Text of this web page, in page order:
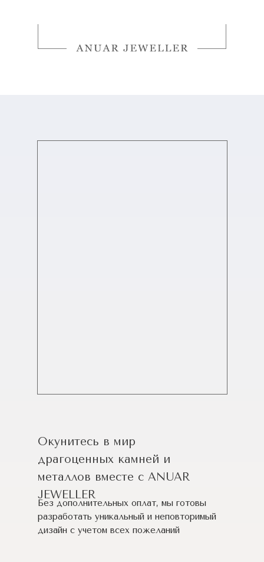
Окунитесь в мир
драгоценных камней и
металлов вместе с ANUAR
JEWELLER
Без дополнительных оплат, мы готовы
разработать уникальный и неповторимый
дизайн c учетом всех пожеланий